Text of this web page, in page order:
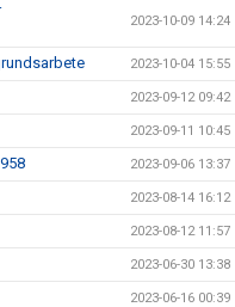
2023-10-09 14:24
2023-10-04 15:55
2023-09-12 09:42
2023-09-11 10:45
2023-09-06 13:37
2023-08-14 16:12
2023-08-12 11:57
2023-06-30 13:38
2023-06-16 00:39